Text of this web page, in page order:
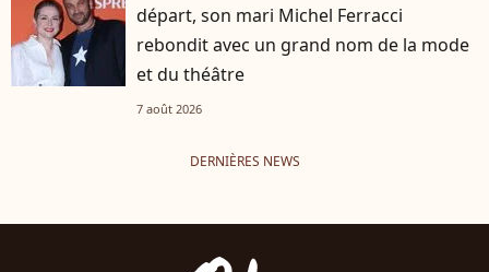
départ, son mari Michel Ferracci
rebondit avec un grand nom de la mode
et du théâtre
7 août 2026
DERNIÈRES NEWS